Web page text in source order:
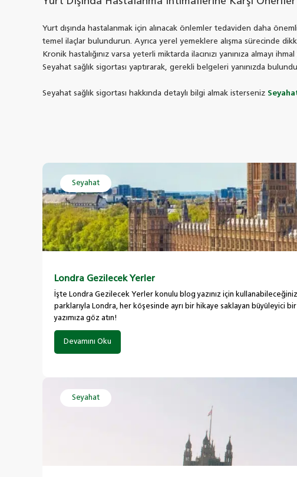
Yurt dışında hastalanmak için alınacak önlemler tedaviden daha
temel ilaçlar bulundurun. Ayrıca yerel yemeklere alışma sürecinde
Kronik hastalığınız varsa yeterli miktarda ilacınızı yanınıza almayı
Seyahat sağlık sigortası yaptırarak, gerekli belgeleri yanınızda
Seyahat sağlık sigortası hakkında detaylı bilgi almak isterseniz
Seyahat
Londra Gezilecek Yerler
İşte Londra Gezilecek Yerler konulu blog yazınız için
parklarıyla Londra, her köşesinde ayrı bir hikaye saklayan büyüleyici
yazımıza göz atın!
Devamını Oku
Seyahat